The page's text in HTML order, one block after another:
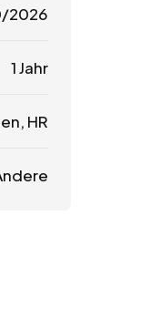
2026
1 Jahr
HR